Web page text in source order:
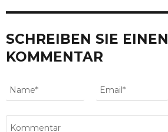
SCHREIBEN SIE EINEN
KOMMENTAR